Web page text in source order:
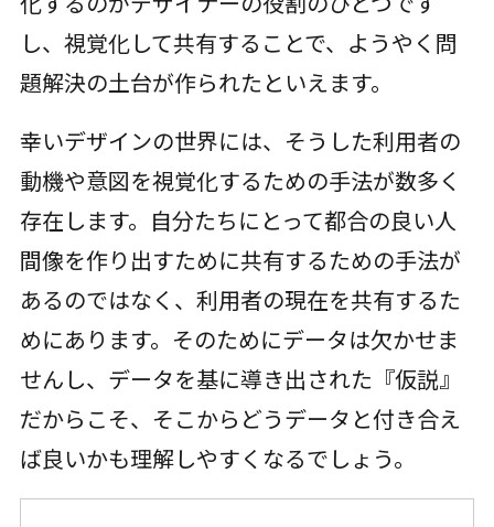
し、視覚化して共有することで、ようやく問
題解決の土台が作られたといえます。
幸いデザインの世界には、そうした利用者の
動機や意図を視覚化するための手法が数多く
存在します。自分たちにとって都合の良い人
間像を作り出すために共有するための手法が
あるのではなく、利用者の現在を共有するた
めにあります。そのためにデータは欠かせま
せんし、データを基に導き出された『仮説』
だからこそ、そこからどうデータと付き合え
ば良いかも理解しやすくなるでしょう。